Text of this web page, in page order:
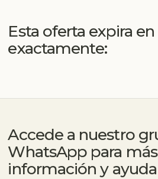
Esta oferta expira en
exactamente:
Accede a nuestro
WhatsApp para más
información y ayuda